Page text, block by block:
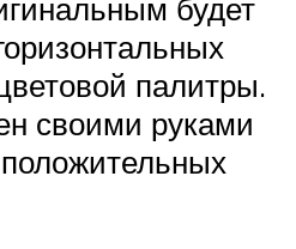
будет
палитры.
своими руками